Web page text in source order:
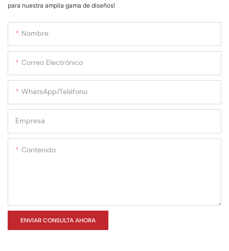
para nuestra amplia gama de diseños!
Nombre
Correo Electrónico
WhatsApp/teléfono
Empresa
Contenido
ENVIAR CONSULTA AHORA